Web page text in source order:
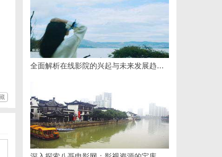
全面解析在线影院的兴起与未来发展趋势探讨